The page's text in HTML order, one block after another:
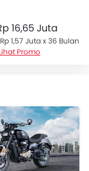
16,65 Juta
1,57 Juta x 36 Bulan
Promo